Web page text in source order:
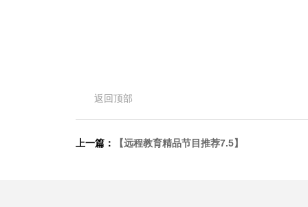
返回顶部
上一篇： 【远程教育精品节目推荐7.5】